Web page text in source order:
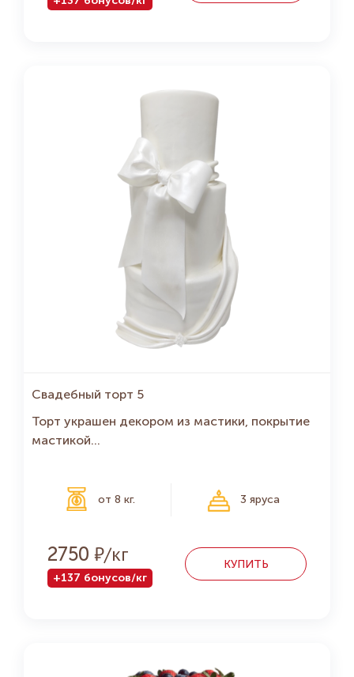
Свадебный торт 5
Торт украшен декором из мастики, покрытие
мастикой...
от 8 кг. 3 яруса
2750 Р
+137 бонусов/кг
КУПИТЬ